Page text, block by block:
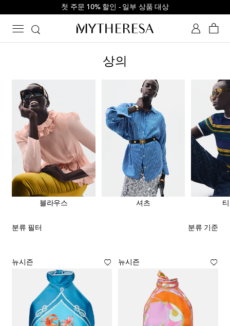
첫 주문 10% 할인 - 일부 상품 대상
상의
블라우스 셔츠
분류 필터 분류 기준
뉴시즌 뉴시즌